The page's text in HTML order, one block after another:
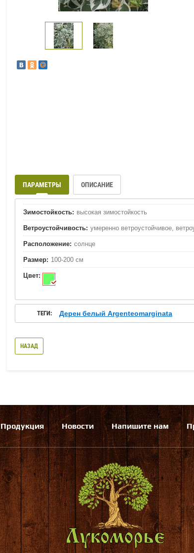
ПАРАМЕТРЫ ОПИСАНИЕ
Зимостойкость: высокая зимостойкость
Ветроустойчивость: умеренно ветроустойчивое,
Расположение: солнце
Размер: 100-200 см
Цвет:
ТЕГИ: Дерен белый Argenteomarginata
НАЗАД
Продукция Новости Напишите нам